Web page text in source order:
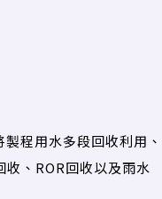
程用水多段回收利用、
、ROR回收以及雨水